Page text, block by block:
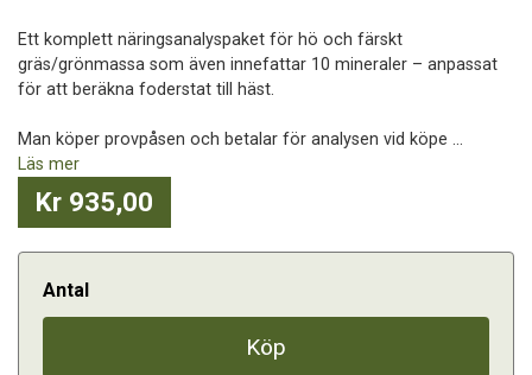
Ett komplett näringsanalyspaket för hö och färskt
gräs/grönmassa som även innefattar 10 mineraler – anpassat
för att beräkna foderstat till häst.
Man köper provpåsen och betalar för analysen vid köpe ...
Läs mer
Kr 935,00
Antal
Köp